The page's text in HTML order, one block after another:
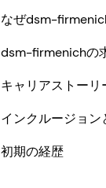
なぜdsm-
dsm-firmenichの
キャリアストーリ
インクルージョン
初期の経歴